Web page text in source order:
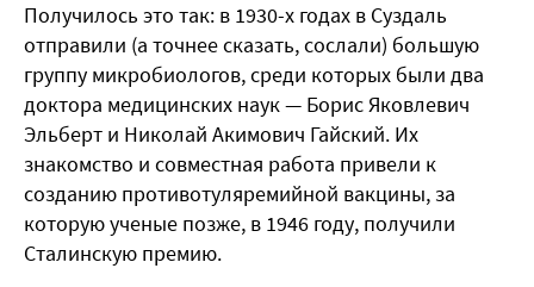
Получилось это так: в 1930-х годах в Суздаль
отправили (а точнее сказать, сослали) большую
группу микробиологов, среди которых были два
доктора медицинских наук — Борис Яковлевич
Эльберт и Николай Акимович Гайский. Их
знакомство и совместная работа привели к
созданию противотуляремийной вакцины, за
которую ученые позже, в 1946 году, получили
Сталинскую премию.